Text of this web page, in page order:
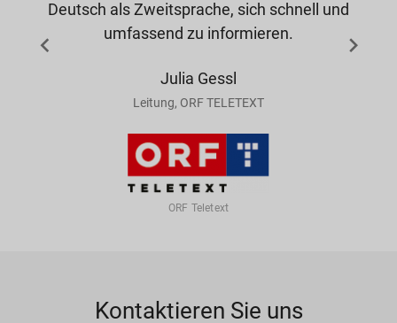
Deutsch als Zweitsprache, sich schnell und
umfassend zu informieren.
Julia Gessl
Leitung, ORF TELETEXT
ORF Teletext
Kontaktieren Sie uns